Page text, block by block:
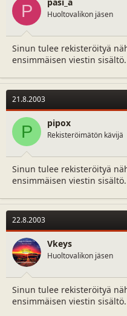
P Huoltovalikon jäsen
Sinun tulee rekisteröityä
ensimmäisen viestin sisältö.
21.8.2003
P pipox
Rekisteröimätön kävijä
Sinun tulee rekisteröityä
ensimmäisen viestin sisältö.
22.8.2003
Vkeys
Huoltovalikon jäsen
Sinun tulee rekisteröityä
ensimmäisen viestin sisältö.